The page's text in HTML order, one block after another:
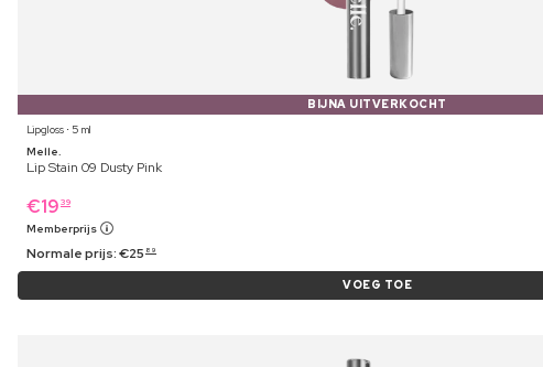
BIJNA UITVERKOCHT
Lipgloss ⋅ 5 ml
Melle.
Lip Stain 09 Dusty Pink
€19 39
Memberprijs
Normale prijs:€25 89
VOEG TOE